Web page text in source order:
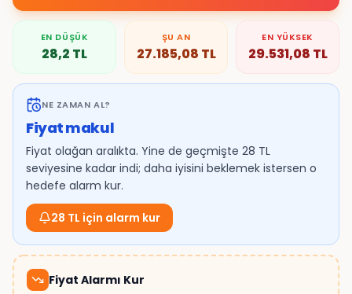
EN DÜŞÜK
28,2 TL
ŞU AN
27.185,08 TL
EN YÜKSEK
29.531,08 TL
NE ZAMAN AL?
Fiyat makul
Fiyat olağan aralıkta. Yine de geçmişte 28 TL
seviyesine kadar indi; daha iyisini beklemek istersen o
hedefe alarm kur.
28 TL için alarm kur
Fiyat Alarmı Kur